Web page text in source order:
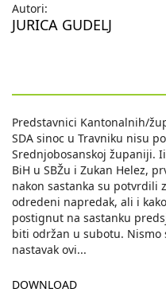
Autori:
JURICA GUDELJ
Predstavnici Kantonalnih/
SDA sinoc u Travniku nisu
Srednjobosanskoj županiji.
BiH u SBŽu i Zukan Helez,
nakon sastanka su potvrdili
odredeni napredak, ali i
postignut na sastanku
biti održan u subotu. Nismo
nastavak ovi...
DOWNLOAD